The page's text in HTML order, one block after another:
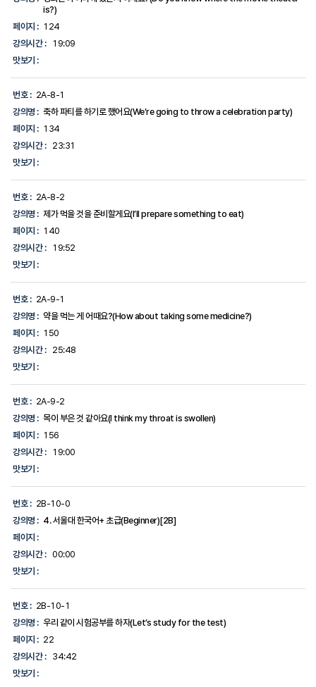
is?)
페이지 : 124
강의시간 :
19:09
맛보기 :
번호 : 2A-8-1
강의명 : 축하 파티를 하기로 했어요(We’re going to throw a celebration party)
페이지 : 134
강의시간 :
23:31
맛보기 :
번호 : 2A-8-2
강의명 : 제가 먹을 것을 준비할게요(I’ll prepare something to eat)
페이지 : 140
강의시간 :
19:52
맛보기 :
번호 : 2A-9-1
강의명 : 약을 먹는 게 어때요?(How about taking some medicine?)
페이지 : 150
강의시간 :
25:48
맛보기 :
번호 : 2A-9-2
강의명 : 목이 부은 것 같아요(I think my throat is swollen)
페이지 : 156
강의시간 :
19:00
맛보기 :
번호 : 2B-10-0
강의명 : 4. 서울대 한국어+ 초급(Beginner)[2B]
페이지 :
강의시간 : 00:00
맛보기 :
번호 : 2B-10-1
강의명 : 우리 같이 시험공부를 하자(Let’s study for the test)
페이지 : 22
강의시간 :
34:42
맛보기 :